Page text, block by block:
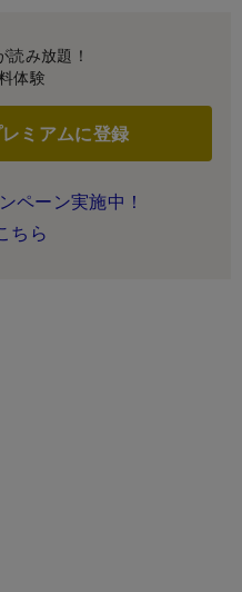
読み放題！
体験
ミアムに登録
ペーン実施中！
ちら